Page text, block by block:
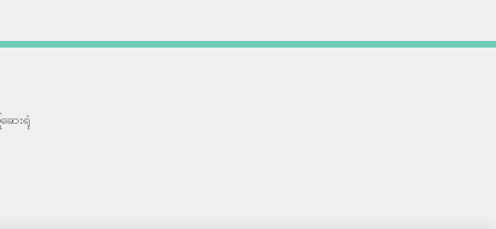
ေးရုံ